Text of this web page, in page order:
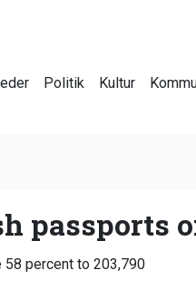
Politik Kultur
passports
percent to 203,790